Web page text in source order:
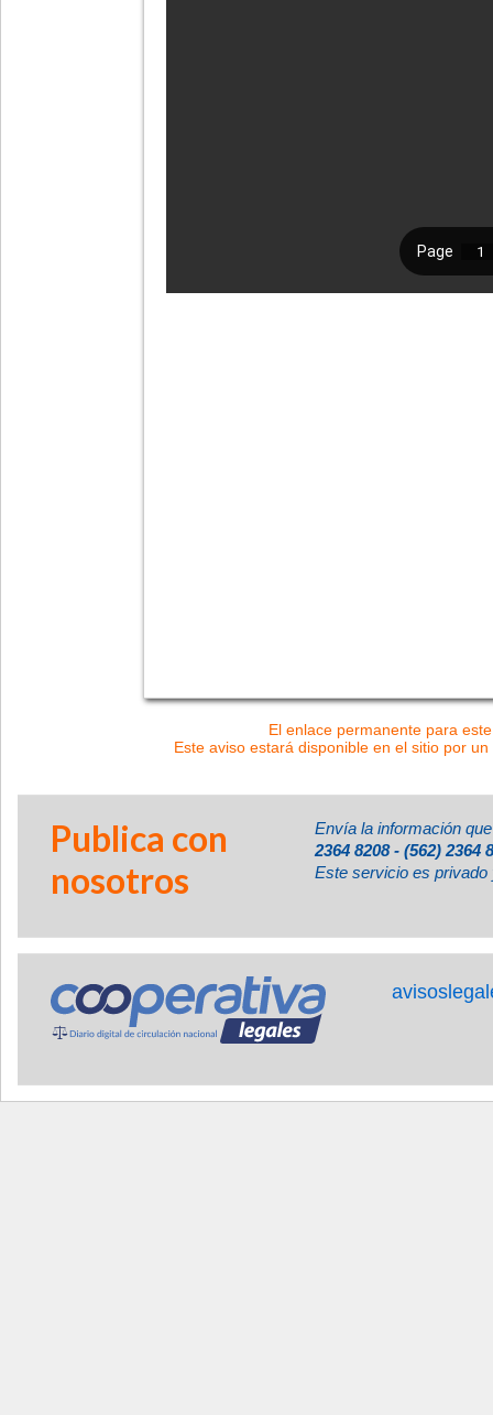
El enlace permanente para
Este aviso estará disponible en el sitio por
Publica con
nosotros
Envía la información
2364 8208 - (562) 2364
Este servicio es privado